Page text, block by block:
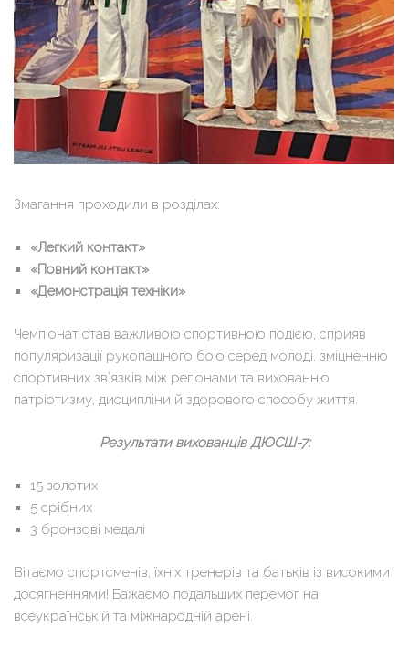
Змагання проходили в розділах:
«Легкий контакт»
«Повний контакт»
«Демонстрація техніки»
Чемпіонат став важливою спортивною подією, сприяв
популяризації рукопашного бою серед молоді, зміцненню
спортивних зв’язків між регіонами та вихованню
патріотизму, дисципліни й здорового способу життя.
Результати вихованців ДЮСШ-7:
15 золотих
5 срібних
3 бронзові медалі
Вітаємо спортсменів, їхніх тренерів та батьків із високими
досягненнями! Бажаємо подальших перемог на
всеукраїнській та міжнародній арені.